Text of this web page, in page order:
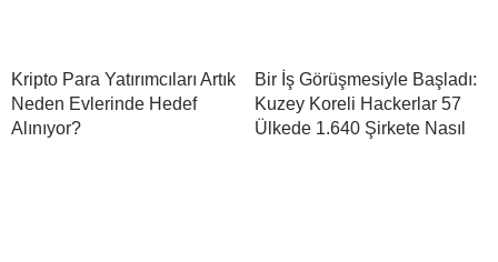
Kripto Para Yatırımcıları Artık
Neden Evlerinde Hedef
Alınıyor?
Bir İş Görüşmesiyle Başladı:
Kuzey Koreli Hackerlar 57
Ülkede 1.640 Şirkete Nasıl